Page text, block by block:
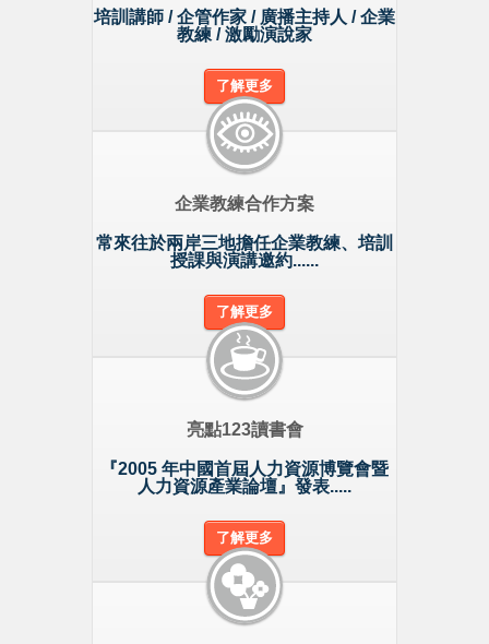
培訓講師 / 企管作家 / 廣播主持人 / 企業
教練 / 激勵演說家
了解更多
企業教練合作方案
常來往於兩岸三地擔任企業教練、培訓
授課與演講邀約......
了解更多
亮點123讀書會
『2005 年中國首屆人力資源博覽會暨
人力資源產業論壇』發表.....
了解更多